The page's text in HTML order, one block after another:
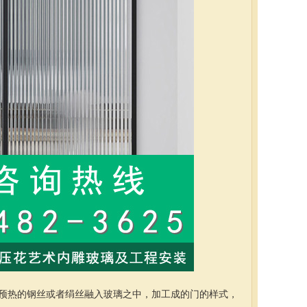
的钢丝或者绢丝融入玻璃之中，加工成的门的样式，